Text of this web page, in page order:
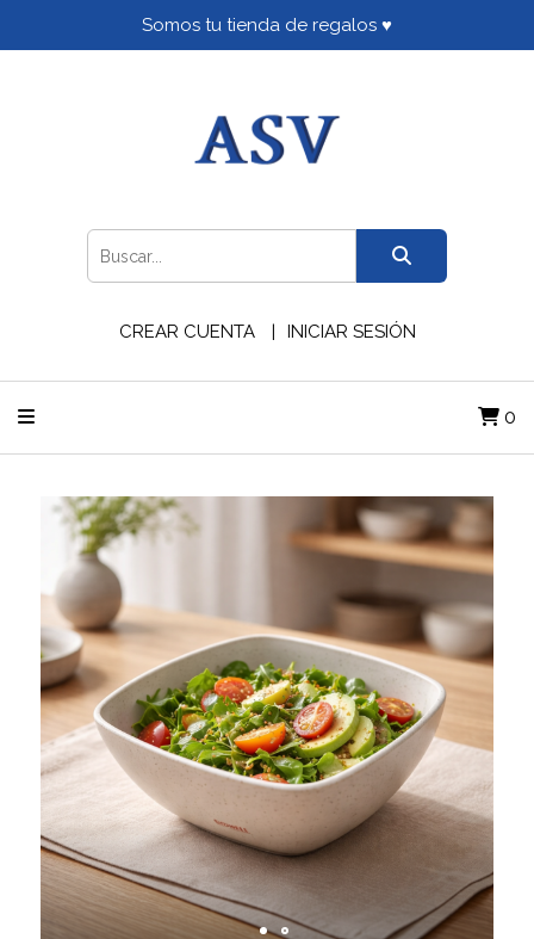
Somos tu tienda de regalos ♥
CREAR CUENTA INICIAR SESIÓN
0